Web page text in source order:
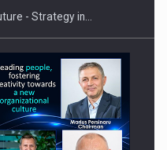
- Strategy in…